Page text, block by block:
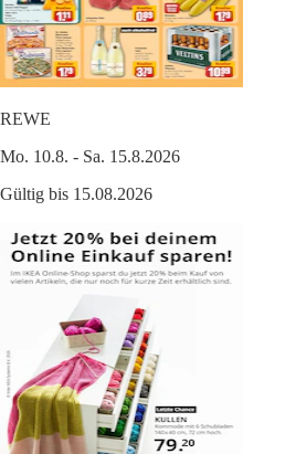
REWE
Mo. 10.8. - Sa. 15.8.2026
Gültig bis 15.08.2026